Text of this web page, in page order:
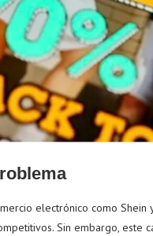
electrónico como Shein
Sin embargo,